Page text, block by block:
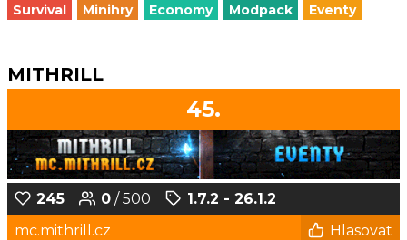
Survival Minihry Economy Modpack Eventy
MITHRILL
45.
245 0 / 500
1.7.2 - 26.1.2
mc.mithrill.cz
Hlasovat